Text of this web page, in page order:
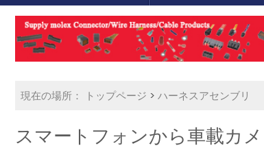
現在の場所： トップページ > ハーネスアセンブリ
スマートフォンから車載カ